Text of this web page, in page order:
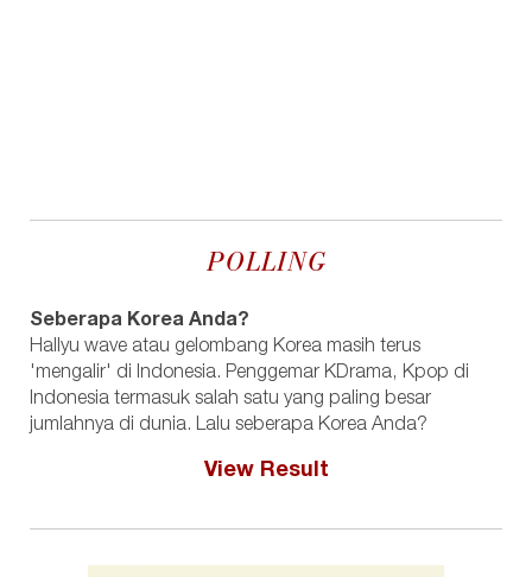
POLLING
Seberapa Korea Anda?
Hallyu wave atau gelombang Korea masih terus
'mengalir' di Indonesia. Penggemar KDrama, Kpop di
Indonesia termasuk salah satu yang paling besar
jumlahnya di dunia. Lalu seberapa Korea Anda?
View Result